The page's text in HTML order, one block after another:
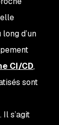
d’un
CI/CD,
sont
s’agit